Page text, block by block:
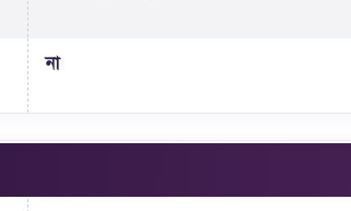
না